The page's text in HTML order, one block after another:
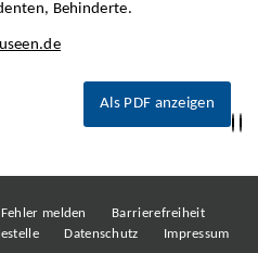
Behinderte.
Als PDF anzeigen
Fehler melden
Barrierefreiheit
Datenschutz Impressum